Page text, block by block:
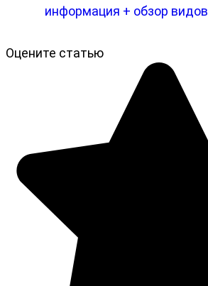
информация + обзор видов
Оцените статью